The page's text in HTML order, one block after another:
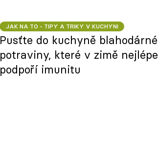
JAK NA TO - TIPY A TRIKY V KUCHYNI
Pusťte do kuchyně blahodárné
potraviny, které v zimě nejlépe
podpoří imunitu